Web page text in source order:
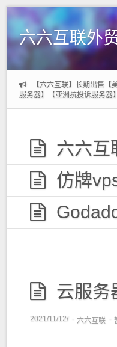
六六互联外
【六六互联】长期出售
服务器】【亚洲抗投诉服务器】
六六互联忽略
仿牌vps妸妼妽美国推荐空间
Godaddy老域名妿姀姁购买,老
云服务器和CDN
2021/11/12/ - 六六互联 -